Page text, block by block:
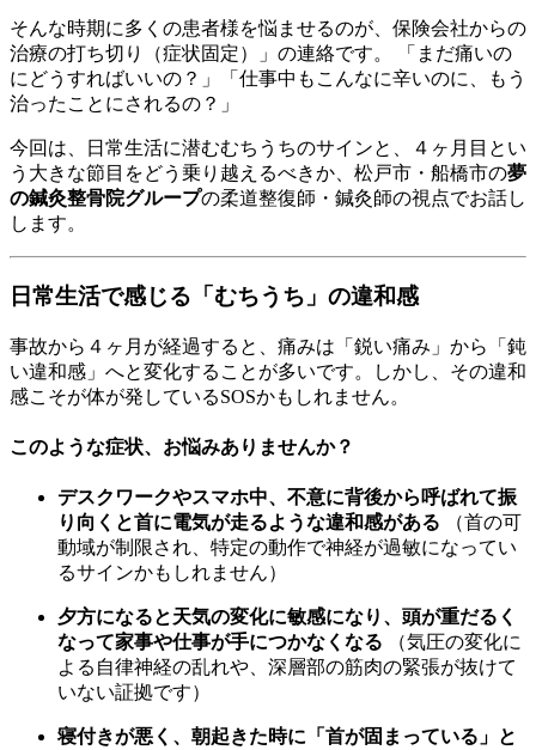
そんな時期に多くの患者様を悩ませるのが、保険会社からの
治療の打ち切り（症状固定）」の連絡です。 「まだ痛いの
にどうすればいいの？」「仕事中もこんなに辛いのに、もう
治ったことにされるの？」
今回は、日常生活に潜むむちうちのサインと、４ヶ月目とい
う大きな節目をどう乗り越えるべきか、松戸市・船橋市の夢
の鍼灸整骨院グループの柔道整復師・鍼灸師の視点でお話し
します。
日常生活で感じる「むちうち」の違和感
事故から４ヶ月が経過すると、痛みは「鋭い痛み」から「鈍
い違和感」へと変化することが多いです。しかし、その違和
感こそが体が発しているSOSかもしれません。
このような症状、お悩みありませんか？
デスクワークやスマホ中、不意に背後から呼ばれて振
り向くと首に電気が走るような違和感がある （首の可
動域が制限され、特定の動作で神経が過敏になってい
るサインかもしれません）
夕方になると天気の変化に敏感になり、頭が重だるく
なって家事や仕事が手につかなくなる （気圧の変化に
よる自律神経の乱れや、深層部の筋肉の緊張が抜けて
いない証拠です）
寝付きが悪く、朝起きた時に「首が固まっている」と